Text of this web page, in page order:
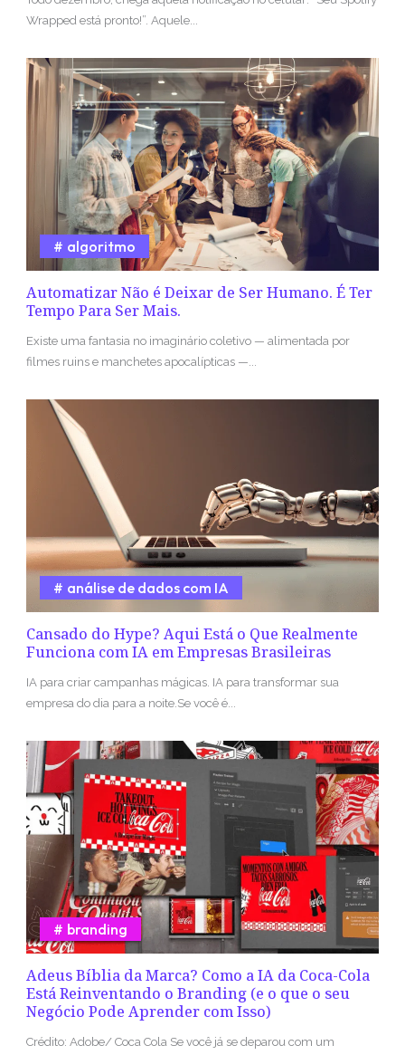
Wrapped está pronto!”. Aquele...
Automatizar Não é Deixar de Ser Humano. É Ter
Tempo Para Ser Mais.
algoritmo
Existe uma fantasia no imaginário coletivo — alimentada por
filmes ruins e manchetes apocalípticas —...
Cansado do Hype? Aqui Está o Que Realmente
Funciona com IA em Empresas Brasileiras
análise de dados com IA
IA para criar campanhas mágicas. IA para transformar sua
empresa do dia para a noite.Se você é...
Adeus Bíblia da Marca? Como a IA da Coca-Cola
Está Reinventando o Branding (e o que o seu
Negócio Pode Aprender com Isso)
branding
Crédito: Adobe/ Coca Cola Se você já se deparou com um